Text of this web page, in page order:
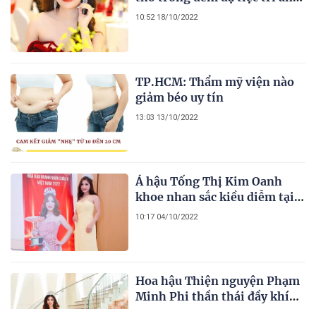
của Á hậu 1 Phạm Thị Kim
10:52 18/10/2022
TP.HCM: Thẩm mỹ viện nào
giảm béo uy tín
13:03 13/10/2022
Á hậu Tống Thị Kim Oanh
khoe nhan sắc kiều diễm tại
họp báo Hoa hậu Doanh nhân
10:17 04/10/2022
Hoa hậu Thiện nguyện Phạm
Minh Phi thần thái đầy khí